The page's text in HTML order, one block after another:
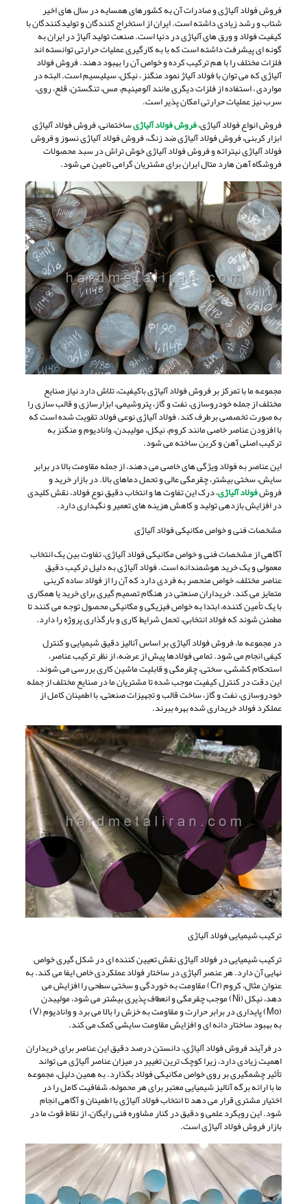
فروش فولاد آلیاژی و صادرات آن به کشورهای همسایه در سال های اخیر
شتاب و رشد زیادی داشته است. ایران از استخراج کنندگان و تولیدکنندگان با
کیفیت فولاد و ورق های آلیاژی در دنیا است. صنعت تولید آلیاژ در ایران به
گونه ای پیشرفت داشته است که با به کارگیری عملیات حرارتی توانسته اند
فلزات مختلف را با هم ترکیب کرده و خواص آن را بهبود دهند. فروش فولاد
آلیاژی که می توان با فولاد آلیاژ نمود منگنز ، نیکل، سیلیسیم است. البته در
مواردی ، استفاده از فلزات دیگری مانند آلومینیم، مس، تنگستن، قلع، روی،
سرب نیز عملیات حرارتی امکان پذیر است.
فروش انواع فولاد آلیاژی،فروش فولاد آلیاژیساختمانی، فروش فولاد آلیاژی
ابزار کربنی، فروش فولاد آلیاژی ضد زنگ، فروش فولاد آلیاژی نسوز و فروش
فولاد آلیاژی نیتراته و فروش فولاد آلیاژی خوش تراش در سبد محصولات
فروشگاه آهن هارد متال ایران برای مشتریان گرامی تامین می شود.
مجموعه ما با تمرکز بر فروش فولاد آلیاژی باکیفیت، تلاش دارد نیاز صنایع
مختلف از جمله خودروسازی، نفت و گاز، پتروشیمی، ابزارسازی و قالب سازی را
به صورت تخصصی برطرف کند. فولاد آلیاژی نوعی فولاد تقویت شده است که
با افزودن عناصر خاصی مانند کروم، نیکل، مولیبدن، وانادیوم و منگنز به
ترکیب اصلی آهن و کربن ساخته می شود.
این عناصر به فولاد ویژگی های خاصی می دهند، از جمله مقاومت بالا در برابر
سایش، سختی بیشتر، چقرمگی عالی و تحمل دماهای بالا. در بازار خرید و
فروشفولاد آلیاژی، درک این تفاوت ها و انتخاب دقیق نوع فولاد، نقش کلیدی
در افزایش بازدهی تولید و کاهش هزینه های تعمیر و نگهداری دارد.
مشخصات فنی و خواص مکانیکی فولاد آلیاژی
آگاهی از مشخصات فنی و خواص مکانیکی فولاد آلیاژی، تفاوت بین یک انتخاب
معمولی و یک خرید هوشمندانه است. فولاد آلیاژی به دلیل ترکیب دقیق
عناصر مختلف، خواص منحصر به فردی دارد که آن را از فولاد ساده کربنی
متمایز می کند. خریداران صنعتی در هنگام تصمیم گیری برای خرید یا همکاری
با یک تأمین کننده، ابتدا به خواص فیزیکی و مکانیکی محصول توجه می کنند تا
مطمئن شوند که فولاد انتخابی، تحمل شرایط کاری و بارگذاری پروژه را دارد.
در مجموعه ما، فروش فولاد آلیاژی بر اساس آنالیز دقیق شیمیایی و کنترل
کیفی انجام می شود. تمامی فولادها پیش از عرضه، از نظر ترکیب عناصر،
استحکام کششی، سختی، چقرمگی و قابلیت ماشین کاری بررسی می شوند.
این دقت در کنترل کیفیت موجب شده تا مشتریان ما در صنایع مختلف از جمله
خودروسازی، نفت و گاز، ساخت قالب و تجهیزات صنعتی، با اطمینان کامل از
عملکرد فولاد خریداری شده بهره ببرند.
ترکیب شیمیایی فولاد آلیاژی
ترکیب شیمیایی در فولاد آلیاژی نقش تعیین کننده ای در شکل گیری خواص
نهایی آن دارد. هر عنصر آلیاژی در ساختار فولاد عملکردی خاص ایفا می کند. به
عنوان مثال، کروم (Cr) مقاومت به خوردگی و سختی سطحی را افزایش می
دهد، نیکل (Ni) موجب چقرمگی و انعطاف پذیری بیشتر می شود، مولیبدن
(Mo) پایداری در برابر حرارت و مقاومت به خزش را بالا می برد و وانادیوم (V)
به بهبود ساختار دانه ای و افزایش مقاومت سایشی کمک می کند.
در فرآیند فروش فولاد آلیاژی، دانستن درصد دقیق این عناصر برای خریداران
اهمیت زیادی دارد، زیرا کوچک ترین تغییر در میزان عناصر آلیاژی می تواند
تأثیر چشمگیری بر روی خواص مکانیکی فولاد بگذارد. به همین دلیل، مجموعه
ما با ارائه برگه آنالیز شیمیایی معتبر برای هر محموله، شفافیت کامل را در
اختیار مشتری قرار می دهد تا انتخاب فولاد آلیاژی با اطمینان و آگاهی انجام
شود. این رویکرد علمی و دقیق در کنار مشاوره فنی رایگان، از نقاط قوت ما در
بازار فروش فولاد آلیاژی است.